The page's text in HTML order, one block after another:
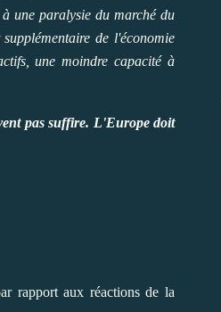
une paralysie du marché du
de l'économie
une moindre capacité à
pas suffire. L'Europe doit
rapport aux réactions de la